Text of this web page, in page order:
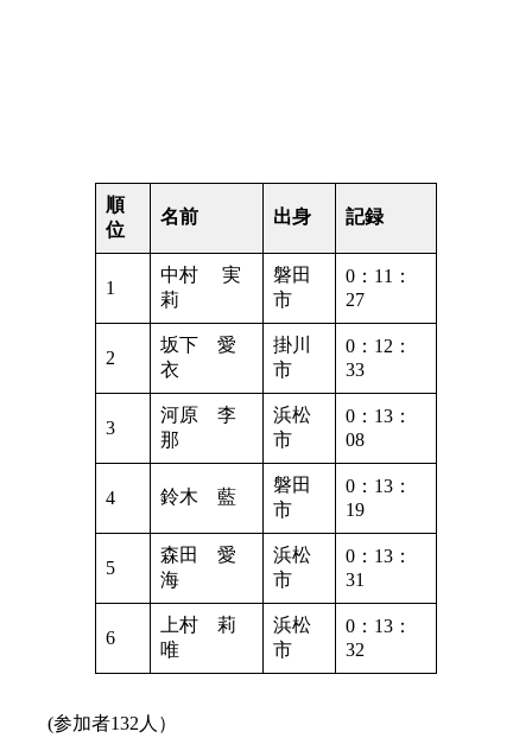
順
位
名前 出身 記録
1
中村 実
莉
磐田
市
0：11：
27
2
坂下 愛
衣
掛川
市
0：12：
33
3
河原 李
那
浜松
市
0：13：
08
4 鈴木 藍
磐田
市
0：13：
19
5
森田 愛
海
浜松
市
0：13：
31
6
上村 莉
唯
浜松
市
0：13：
32
(参加者132人）